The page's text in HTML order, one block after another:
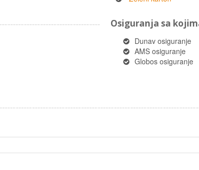
Osiguranja sa
Dunav osiguranje
AMS osiguranje
Globos osiguranje